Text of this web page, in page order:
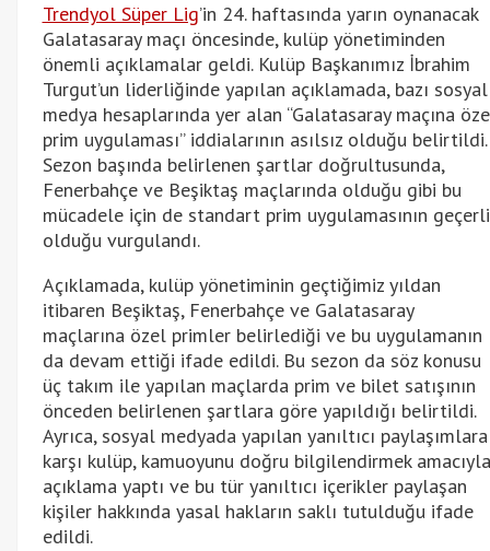
Trendyol Süper Lig’in 24. haftasında yarın oynanacak
Galatasaray maçı öncesinde, kulüp yönetiminden
önemli açıklamalar geldi. Kulüp Başkanımız İbrahim
Turgut’un liderliğinde yapılan açıklamada, bazı sosyal
medya hesaplarında yer alan “Galatasaray maçına
prim uygulaması” iddialarının asılsız olduğu belirtildi.
Sezon başında belirlenen şartlar doğrultusunda,
Fenerbahçe ve Beşiktaş maçlarında olduğu gibi bu
mücadele için de standart prim uygulamasının geçerli
olduğu vurgulandı.
Açıklamada, kulüp yönetiminin geçtiğimiz yıldan
itibaren Beşiktaş, Fenerbahçe ve Galatasaray
maçlarına özel primler belirlediği ve bu uygulamanın
da devam ettiği ifade edildi. Bu sezon da söz konusu
üç takım ile yapılan maçlarda prim ve bilet satışının
önceden belirlenen şartlara göre yapıldığı belirtildi.
Ayrıca, sosyal medyada yapılan yanıltıcı paylaşımlara
karşı kulüp, kamuoyunu doğru bilgilendirmek amacıyla
açıklama yaptı ve bu tür yanıltıcı içerikler paylaşan
kişiler hakkında yasal hakların saklı tutulduğu ifade
edildi.